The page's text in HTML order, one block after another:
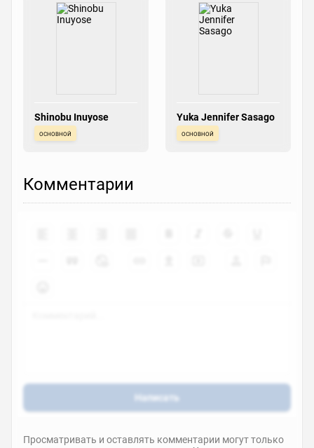
Shinobu Inuyose
основной
Yuka Jennifer Sasago
основной
Комментарии
Написать
Просматривать и оставлять комментарии могут только